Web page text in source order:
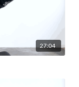
27:04